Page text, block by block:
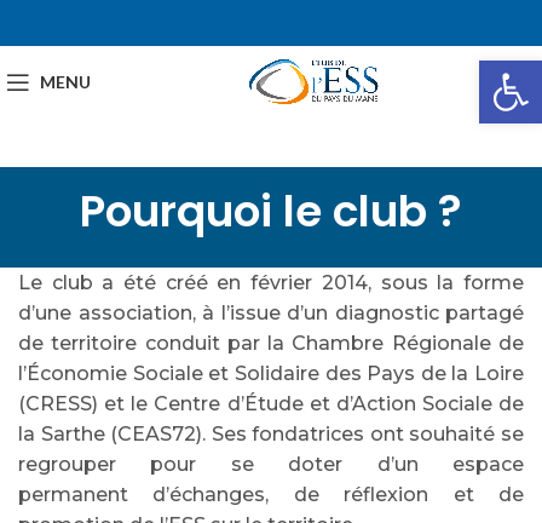
MENU
Pourquoi le club ?
Le club a été créé en février 2014, sous la forme
d’une association, à l’issue d’un diagnostic partagé
de territoire conduit par la Chambre Régionale de
l’Économie Sociale et Solidaire des Pays de la Loire
(CRESS) et le Centre d’Étude et d’Action Sociale de
la Sarthe (CEAS72). Ses fondatrices ont souhaité se
regrouper pour se doter d’un espace
permanent d’échanges, de réflexion et de